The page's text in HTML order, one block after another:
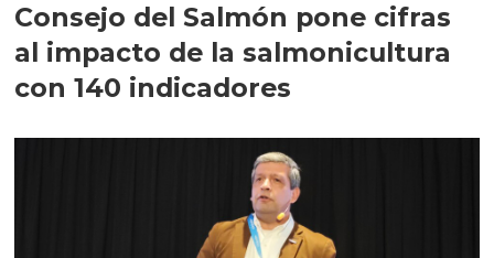
Consejo del Salmón pone cifras
al impacto de la salmonicultura
con 140 indicadores